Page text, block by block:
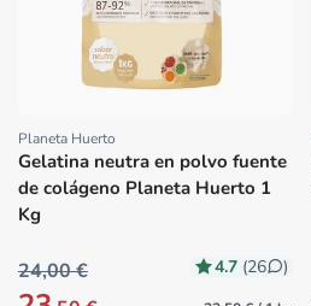
Proveedor:
Planeta Huerto
Gelatina neutra en polvo fuente
de colágeno Planeta Huerto 1
Kg
4.7 (26 )
24,00 €